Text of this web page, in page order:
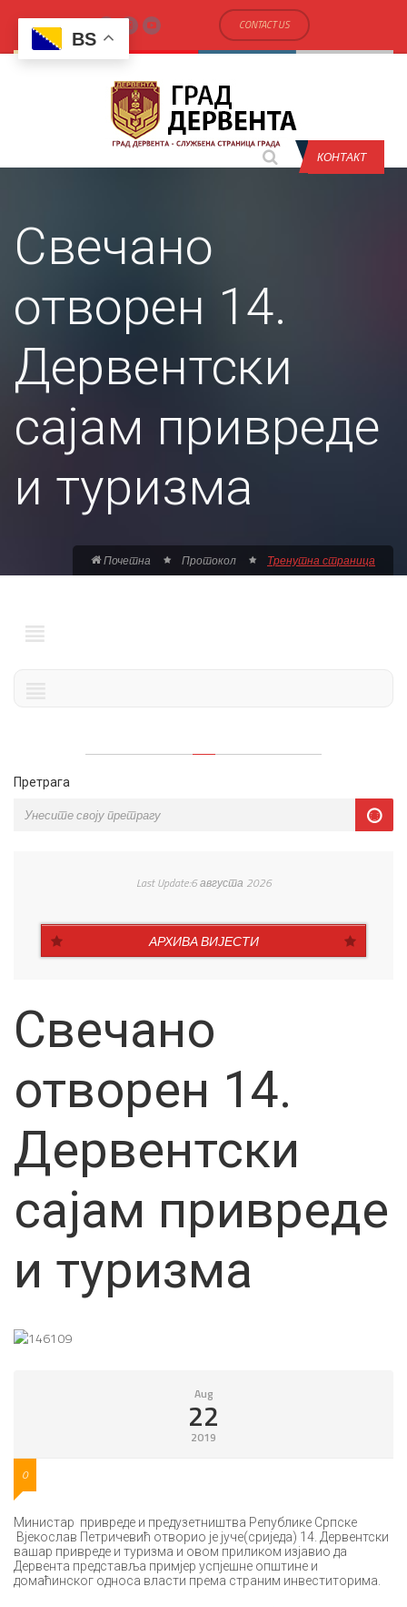
CONTACT US
КОНТАКТ
Свечано
отворен 14.
Дервентски
сајам привреде
и туризма
Почетна Протокол Тренутна страница
Претрага
Last Update:6 августа 2026
АРХИВА ВИЈЕСТИ
Свечано
отворен 14.
Дервентски
сајам привреде
и туризма
Aug
22
2019
0
Министар привреде и предузетништва Републике Српске
Вјекослав Петричевић отворио је јуче(сриједа) 14. Дервентски
вашар привреде и туризма и овом приликом изјавио да
Дервента представља примјер успјешне општине и
домаћинског односа власти према страним инвеститорима.
BS